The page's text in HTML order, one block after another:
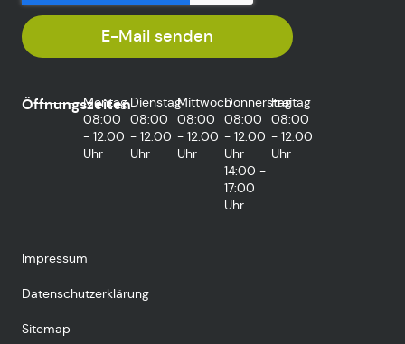
E-Mail senden
Öffnungszeiten
Montag
08:00
- 12:00
Uhr
Dienstag
08:00
- 12:00
Uhr
Mittwoch
08:00
- 12:00
Uhr
Donnerstag
08:00
- 12:00
Uhr
14:00 -
17:00
Uhr
Freitag
08:00
- 12:00
Uhr
Impressum
Datenschutzerklärung
Sitemap